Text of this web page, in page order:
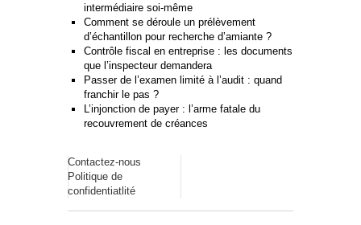
intermédiaire soi-même
Comment se déroule un prélèvement
d’échantillon pour recherche d’amiante ?
Contrôle fiscal en entreprise : les documents
que l’inspecteur demandera
Passer de l’examen limité à l’audit : quand
franchir le pas ?
L’injonction de payer : l’arme fatale du
recouvrement de créances
Contactez-nous
Politique de
confidentiatlité